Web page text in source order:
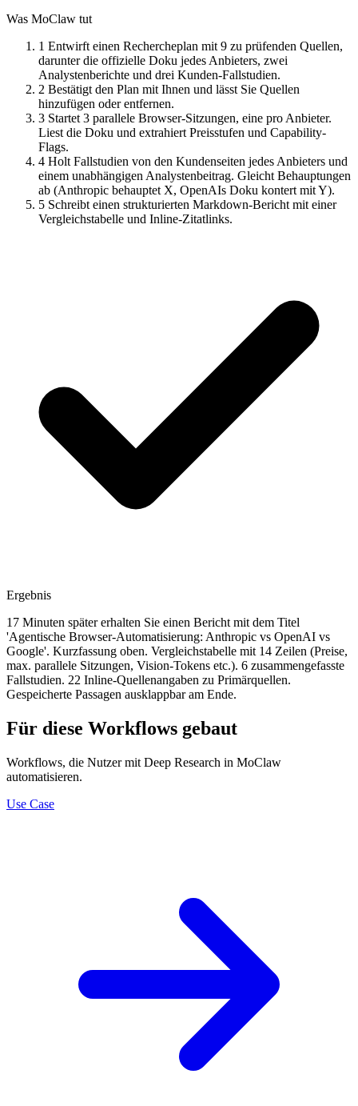
Was MoClaw tut
1 Entwirft einen Rechercheplan mit 9 zu prüfenden Quellen,
darunter die offizielle Doku jedes Anbieters, zwei
Analystenberichte und drei Kunden-Fallstudien.
2 Bestätigt den Plan mit Ihnen und lässt Sie Quellen
hinzufügen oder entfernen.
3 Startet 3 parallele Browser-Sitzungen, eine pro Anbieter.
Liest die Doku und extrahiert Preisstufen und Capability-
Flags.
4 Holt Fallstudien von den Kundenseiten jedes Anbieters und
einem unabhängigen Analystenbeitrag. Gleicht Behauptungen
ab (Anthropic behauptet X, OpenAIs Doku kontert mit Y).
5 Schreibt einen strukturierten Markdown-Bericht mit einer
Vergleichstabelle und Inline-Zitatlinks.
Ergebnis
17 Minuten später erhalten Sie einen Bericht mit dem Titel
'Agentische Browser-Automatisierung: Anthropic vs OpenAI vs
Google'. Kurzfassung oben. Vergleichstabelle mit 14 Zeilen (Preise,
max. parallele Sitzungen, Vision-Tokens etc.). 6 zusammengefasste
Fallstudien. 22 Inline-Quellenangaben zu Primärquellen.
Gespeicherte Passagen ausklappbar am Ende.
Für diese Workflows gebaut
Workflows, die Nutzer mit Deep Research in MoClaw
automatisieren.
Use Case